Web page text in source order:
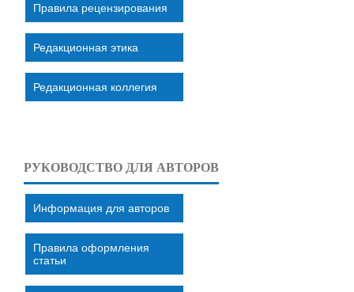
Правила рецензирования
Редакционная этика
Редакционная коллегия
РУКОВОДСТВО ДЛЯ АВТОРОВ
Информация для авторов
Правила оформления
статьи